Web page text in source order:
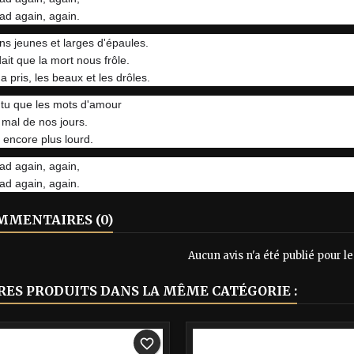
again, again.
jeunes et larges d'épaules.
que la mort nous frôle.
pris, les beaux et les drôles.
que les mots d'amour
de nos jours.
plus lourd.
again, again,
again, again.
(0)
Aucun avis n'a été publié pour
PRODUITS DANS LA MÊME CATÉGORIE :
favorite_border